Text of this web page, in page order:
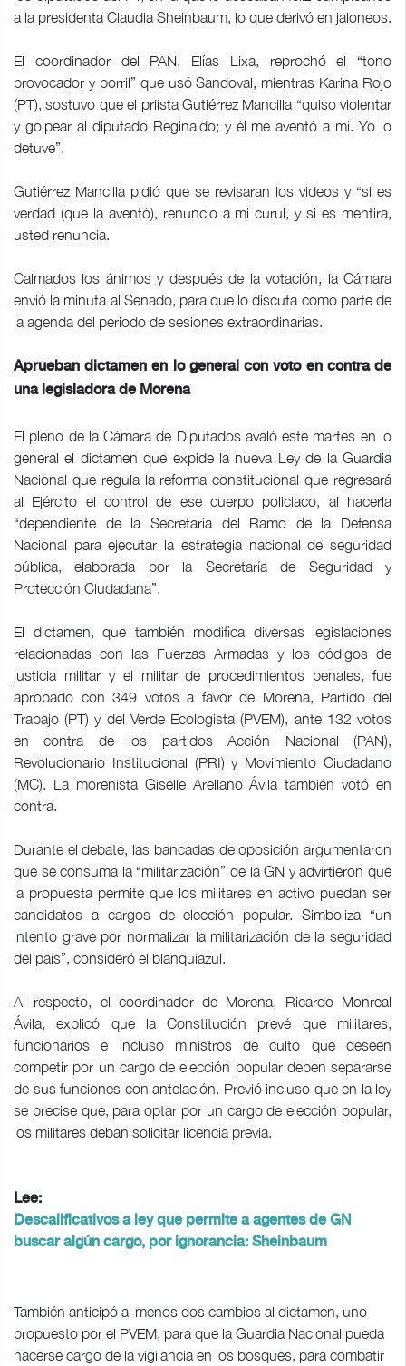
a la presidenta Claudia Sheinbaum, lo que derivó en jaloneos.
El coordinador del PAN, Elías Lixa, reprochó el “tono
provocador y porril” que usó Sandoval, mientras Karina Rojo
(PT), sostuvo que el priísta Gutiérrez Mancilla “quiso violentar
y golpear al diputado Reginaldo; y él me aventó a mí. Yo lo
detuve”.
Gutiérrez Mancilla pidió que se revisaran los videos y “si es
verdad (que la aventó), renuncio a mi curul, y si es mentira,
usted renuncia.
Calmados los ánimos y después de la votación, la Cámara
envió la minuta al Senado, para que lo discuta como parte de
la agenda del periodo de sesiones extraordinarias.
Aprueban dictamen en lo general con voto en contra de
una legisladora de Morena
El pleno de la Cámara de Diputados avaló este martes en lo
general el dictamen que expide la nueva Ley de la Guardia
Nacional que regula la reforma constitucional que regresará
al Ejército el control de ese cuerpo policiaco, al hacerla
“dependiente de la Secretaría del Ramo de la Defensa
Nacional para ejecutar la estrategia nacional de seguridad
pública, elaborada por la Secretaría de Seguridad y
Protección Ciudadana”.
El dictamen, que también modifica diversas legislaciones
relacionadas con las Fuerzas Armadas y los códigos de
justicia militar y el militar de procedimientos penales, fue
aprobado con 349 votos a favor de Morena, Partido del
Trabajo (PT) y del Verde Ecologista (PVEM), ante 132 votos
en contra de los partidos Acción Nacional (PAN),
Revolucionario Institucional (PRI) y Movimiento Ciudadano
(MC). La morenista Giselle Arellano Ávila también votó en
contra.
Durante el debate, las bancadas de oposición argumentaron
que se consuma la “militarización” de la GN y advirtieron que
la propuesta permite que los militares en activo puedan ser
candidatos a cargos de elección popular. Simboliza “un
intento grave por normalizar la militarización de la seguridad
del país”, consideró el blanquiazul.
Al respecto, el coordinador de Morena, Ricardo Monreal
Ávila, explicó que la Constitución prevé que militares,
funcionarios e incluso ministros de culto que deseen
competir por un cargo de elección popular deben separarse
de sus funciones con antelación. Previó incluso que en la ley
se precise que, para optar por un cargo de elección popular,
los militares deban solicitar licencia previa.
Lee:
Descalificativos a ley que permite a agentes de GN
buscar algún cargo, por ignorancia: Sheinbaum
También anticipó al menos dos cambios al dictamen, uno
propuesto por el PVEM, para que la Guardia Nacional pueda
hacerse cargo de la vigilancia en los bosques, para combatir